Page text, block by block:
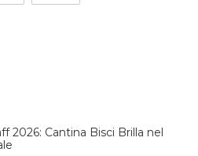
2026: Cantina Bisci Brilla nel